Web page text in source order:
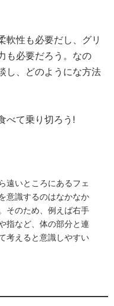
軟性も必要だし、グリ
も必要だろう。なの
し、どのようにな方法
べて乗り切ろう!
遠いところにあるフェ
意識するのはなかなか
そのため、例えば右手
指など、体の部分と連
考えると意識しやすい